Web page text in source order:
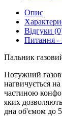
Опис
Відгуки
Питання -
Пальник
Потужний
нагвичується
частиною
яких
дна об'ємом до